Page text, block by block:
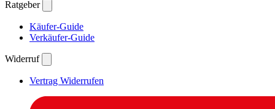
Ratgeber
Käufer-Guide
Verkäufer-Guide
Widerruf
Vertrag Widerrufen